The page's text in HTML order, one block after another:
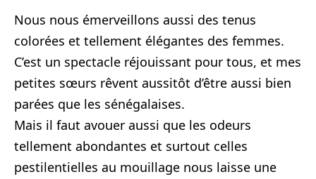
Nous nous émerveillons aussi des tenus
colorées et tellement élégantes des femmes.
C’est un spectacle réjouissant pour tous, et mes
petites sœurs rêvent aussitôt d’être aussi bien
parées que les sénégalaises.
Mais il faut avouer aussi que les odeurs
tellement abondantes et surtout celles
pestilentielles au mouillage nous laisse une